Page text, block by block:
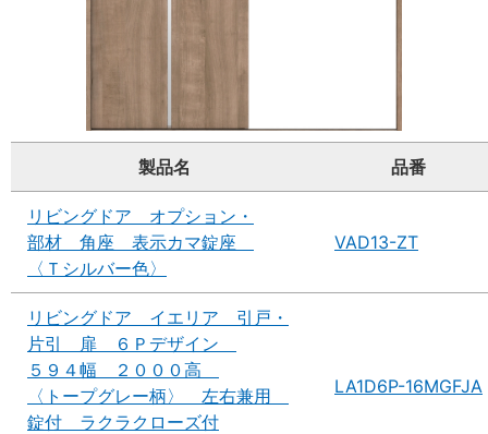
製品名 品番
リビングドア オプション・
部材 角座 表示カマ錠座
〈Ｔシルバー色〉
VAD13-ZT
リビングドア イエリア 引戸・
片引 扉 ６Ｐデザイン
５９４幅 ２０００高
〈トープグレー柄〉 左右兼用
錠付 ラクラクローズ付
LA1D6P-16MGFJA